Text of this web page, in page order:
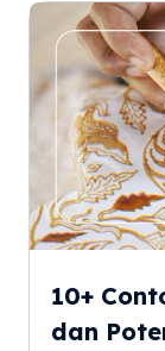
10+
dan